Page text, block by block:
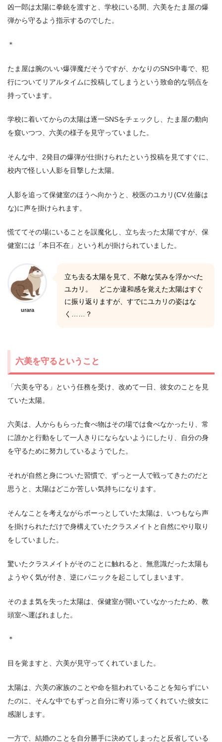
凶一郎は太陽に拳銃を渡すと、学校にいる間、六美をたま屋の爆
弾から守るよう指示するのでした。
＊
たま屋は腕のいい爆弾魔だそうですが、かなりのSNS中毒で、犯
行についてリアルタイムに投稿してしまうという致命的な弱点を
持っています。
学校に着いてからの太陽は逐一SNSをチェックし、たま屋の動向
を窺いつつ、六美の様子を見守っていました。
そんな中、2発目の爆弾が仕掛けられたという投稿を見てすぐに、
校内で怪しい人影を目撃した太陽。
人影を追って保健室のほうへ向かうと、校医のユカリ(CV.佐藤は
な)に声を掛けられます。
慌ててその場にいることを誤魔化し、立ち去った太陽ですが、保
健室には「本日不在」という札が掛けられていました。
urara
立ち去る太陽を見て、不敵な笑みを浮かべた
ユカリ。 どこか違和感を覚えた太陽はすぐ
に振り返りますが、すでにユカリの姿はな
く……？
六美を守るということ
「六美を守る」という任務を受け、改めて一日、彼女のことを見
ていた太陽。
六美は、人からもらった食べ物はその場では食べなかったり、常
に誰かと行動をして一人きりにならないようにしたり、自分の身
を守るために努力しているようでした。
それが自然と身についた習慣で、ずっと一人で戦ってきたのだと
思うと、太陽はどこか苦しい気持ちになります。
そんなことを考えながらボーっとしていた太陽は、いつもなら声
を掛けられただけで身構えていたクラスメイトと自然にやり取り
をしていました。
驚いたクラスメイトがそのことに触れると、無意識だった太陽も
ようやく気が付き、逆にパニックを起こしてしまいます。
そのまま気を失った太陽は、保健室が開いていなかったため、教
頭室へ運ばれました。
＊
目を覚ますと、六美が見守ってくれていました。
太陽は、六美の家族のことや命を狙われていることを知らずにい
たのに、そんな中でもずっと自分に寄り添ってくれていた彼女に
感謝します。
一方で、結婚のことを自分勝手に決めてしまったと反省している